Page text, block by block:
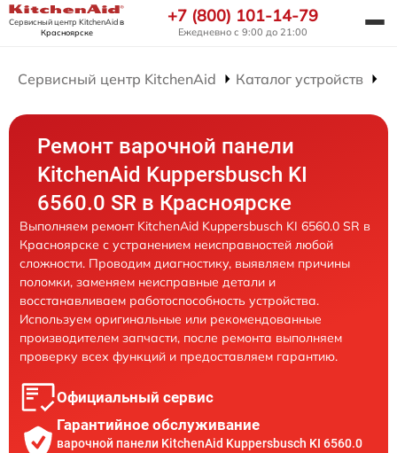
Сервисный центр KitchenAidв
Красноярске
+7 (800) 101-14-79
Ежедневно с 9:00 до 21:00
Сервисный центр KitchenAid Каталог устройств
Ремонт варочной панели
KitchenAid Kuppersbusch KI
6560.0 SR в Красноярске
Выполняем ремонт KitchenAid Kuppersbusch KI 6560.0 SR в
Красноярске с устранением неисправностей любой
сложности. Проводим диагностику, выявляем причины
поломки, заменяем неисправные детали и
восстанавливаем работоспособность устройства.
Используем оригинальные или рекомендованные
производителем запчасти, после ремонта выполняем
проверку всех функций и предоставляем гарантию.
Официальный сервис
Гарантийное обслуживание
варочной панели KitchenAid Kuppersbusch KI 6560.0